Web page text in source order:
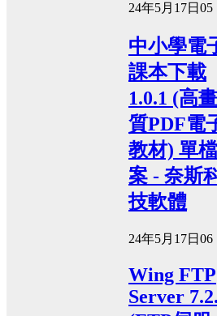
24年5月17日 05
中小學電
課本下載
1.0.1 (高畫
質PDF電
教材) 單檔
案 - 奈斯
技軟體
24年5月17日 06
Wing FTP
Server